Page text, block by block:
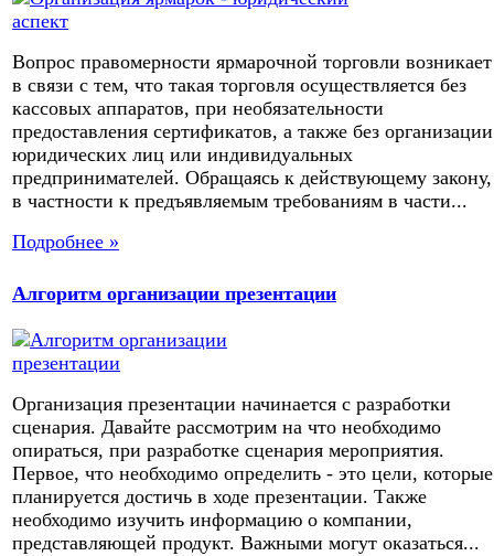
Вопрос правомерности ярмарочной торговли возникает
в связи с тем, что такая торговля осуществляется без
кассовых аппаратов, при необязательности
предоставления сертификатов, а также без организации
юридических лиц или индивидуальных
предпринимателей. Обращаясь к действующему закону,
в частности к предъявляемым требованиям в части...
Подробнее »
Алгоритм организации презентации
Организация презентации начинается с разработки
сценария. Давайте рассмотрим на что необходимо
опираться, при разработке сценария мероприятия.
Первое, что необходимо определить - это цели, которые
планируется достичь в ходе презентации. Также
необходимо изучить информацию о компании,
представляющей продукт. Важными могут оказаться...